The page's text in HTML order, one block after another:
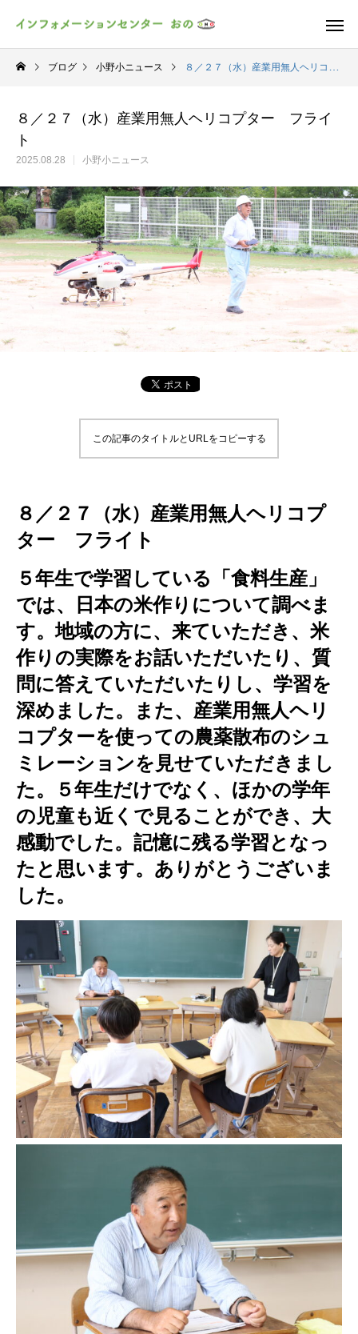
ブログ 小野小ニュース ８／２７（水）産業用無人ヘリコプター フライト
８／２７（水）産業用無人ヘリコプター フライ
ト
2025.08.28 小野小ニュース
この記事のタイトルとURLをコピーする
８／２７（水）産業用無人ヘリコプ
ター フライト
５年生で学習している「食料生産」
では、日本の米作りについて調べま
す。地域の方に、来ていただき、米
作りの実際をお話いただいたり、質
問に答えていただいたりし、学習を
深めました。また、産業用無人ヘリ
コプターを使っての農薬散布のシュ
ミレーションを見せていただきまし
た。５年生だけでなく、ほかの学年
の児童も近くで見ることができ、大
感動でした。記憶に残る学習となっ
たと思います。ありがとうございま
した。